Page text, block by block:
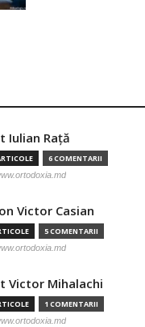
Iulian Raţă
6 COMENTARII
Victor Casian
5 COMENTARII
Victor Mihalachi
1 COMENTARII